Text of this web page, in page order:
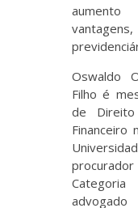
Oswaldo
Filho é
de
Financeiro
advogado